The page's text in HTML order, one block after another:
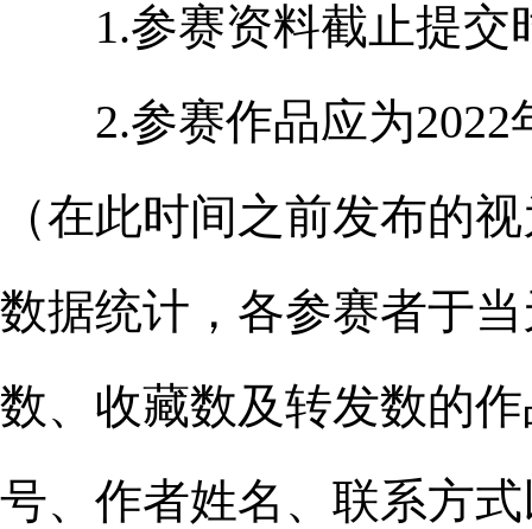
1.参赛资料截止提交
2.参赛作品应为2022
（在此时间之前发布的
数据统计，各参赛者于
数、收藏数及转发数的
号、作者姓名、联系方